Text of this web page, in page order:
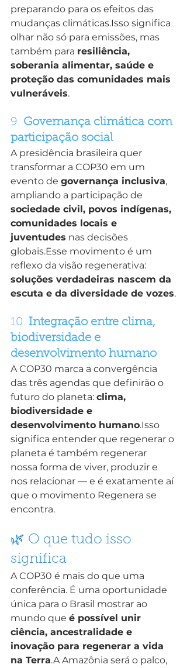
preparando para os efeitos das
mudanças climáticas.Isso significa
olhar não só para emissões, mas
também para resiliência,
soberania alimentar, saúde e
proteção das comunidades mais
vulneráveis.
9. Governança climática com
participação social
A presidência brasileira quer
transformar a COP30 em um
evento de governança inclusiva,
ampliando a participação de
sociedade civil, povos indígenas,
comunidades locais e
juventudes nas decisões
globais.Esse movimento é um
reflexo da visão regenerativa:
soluções verdadeiras nascem da
escuta e da diversidade de vozes.
10. Integração entre clima,
biodiversidade e
desenvolvimento humano
A COP30 marca a convergência
das três agendas que definirão o
futuro do planeta: clima,
biodiversidade e
desenvolvimento humano.Isso
significa entender que regenerar o
planeta é também regenerar
nossa forma de viver, produzir e
nos relacionar — e é exatamente aí
que o movimento Regenera se
encontra.
🌿 O que tudo isso
significa
A COP30 é mais do que uma
conferência. É uma oportunidade
única para o Brasil mostrar ao
mundo que é possível unir
ciência, ancestralidade e
inovação para regenerar a vida
na Terra.A Amazônia será o palco,